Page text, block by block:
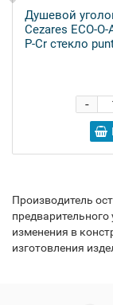
Душевой
Cezares ECO-O-
P-Cr стекло
-
Производитель
изменения в
изготовления